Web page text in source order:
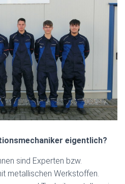
eigentlich?
sind Experten bzw.
metallischen Werkstoffen.